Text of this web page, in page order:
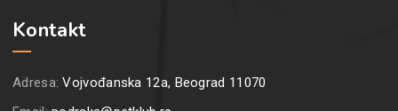
Kontakt
Adresa:Vojvođanska 12a, Beograd 11070